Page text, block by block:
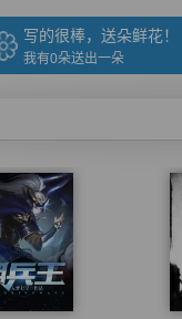
写的很棒，送朵鲜花！
我有0朵送出一朵